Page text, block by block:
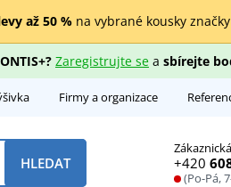
až 50 %na vybrané kousky značky
Zaregistrujte sea sbírejte
Firmy a organizace
+420
(Po-Pá,
HLEDAT